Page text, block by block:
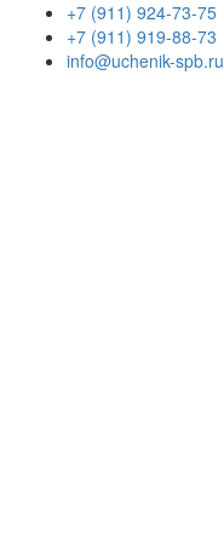
+7 (911) 924-73-75
+7 (911) 919-88-73
info@uchenik-spb.ru